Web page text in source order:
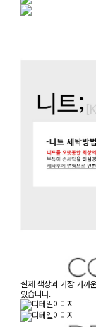
실제 색상과 가장 가까
있습니다.